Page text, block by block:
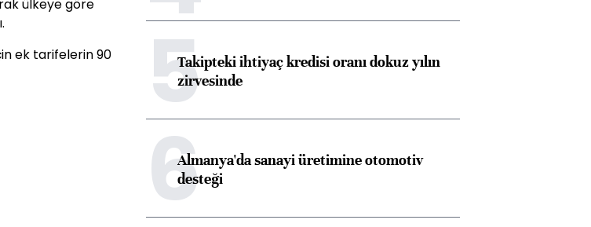
ülkeye göre
ek tarifelerin 90
5Takipteki ihtiyaç kredisi oranı dokuz yılın
zirvesinde
6Almanya'da sanayi üretimine otomotiv
desteği